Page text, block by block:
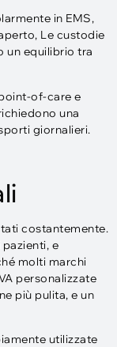
in EMS,
Le custodie
un equilibrio tra
of-care e
una
giornalieri.
costantemente.
e
molti marchi
personalizzate
più pulita, e un
utilizzate